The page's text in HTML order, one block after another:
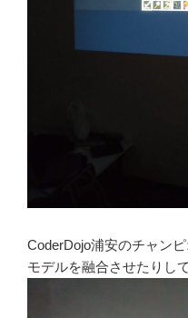
CoderDojo浦安のチャン
モデルを融合させたりし